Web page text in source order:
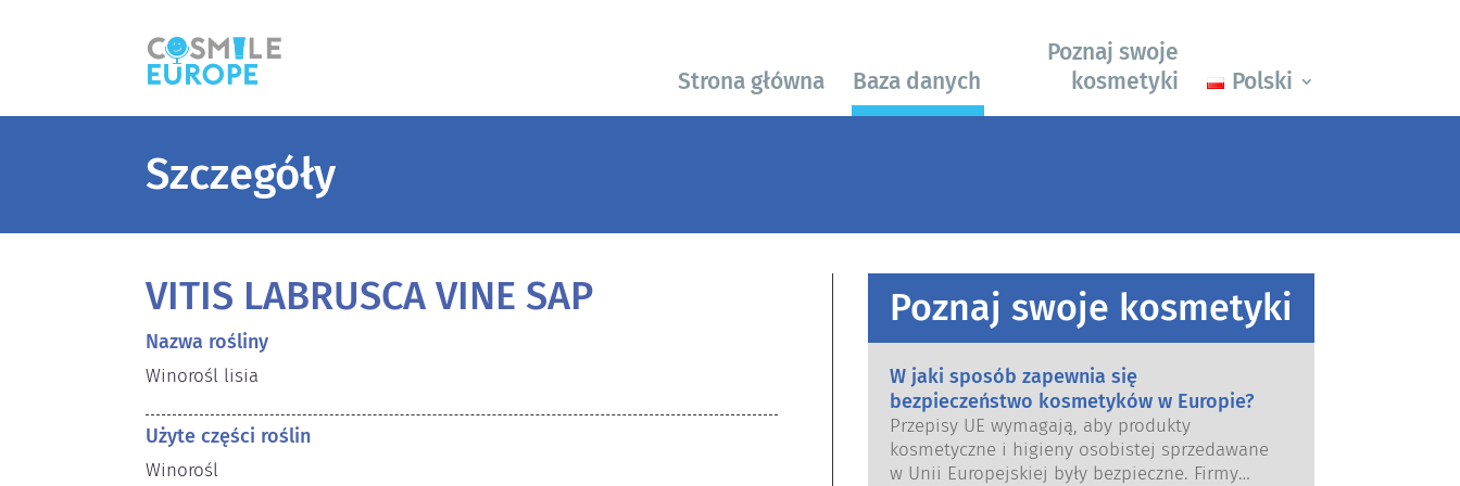
Strona główna Baza danych
Poznaj swoje
kosmetyki
Polski
Szczegóły
VITIS LABRUSCA VINE SAP
Nazwa rośliny
Winorośl lisia
Użyte części roślin
Winorośl
Poznaj swoje kosmetyki
W jaki sposób zapewnia się
bezpieczeństwo kosmetyków w Europie?
Przepisy UE wymagają, aby produkty
kosmetyczne i higieny osobistej sprzedawane
w Unii Europejskiej były bezpieczne. Firmy